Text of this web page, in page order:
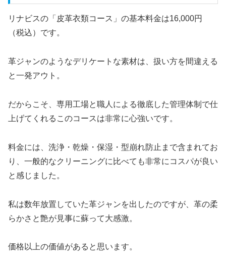
リナビスの「皮革衣類コース」の基本料金は16,000円
（税込）です。
革ジャンのようなデリケートな素材は、扱い方を間違える
と一発アウト。
だからこそ、専用工場と職人による徹底した管理体制で仕
上げてくれるこのコースは非常に心強いです。
料金には、洗浄・乾燥・保湿・型崩れ防止まで含まれてお
り、一般的なクリーニングに比べても非常にコスパが良い
と感じました。
私は数年放置していた革ジャンを出したのですが、革の柔
らかさと艶が見事に蘇って大感激。
価格以上の価値があると思います。